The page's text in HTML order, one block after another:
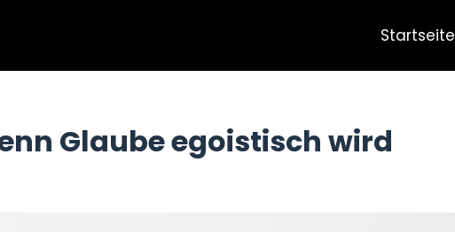
Startseite
Glaube egoistisch wird